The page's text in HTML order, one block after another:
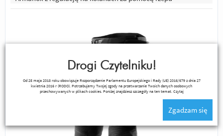
Drogi Czytelniku!
Od 25 maja 2018 roku obowiązuje Rozporządzenie Parlamentu Europejskiego i Rady (UE) 2016/679 z dnia 27
kwietnia 2016 r (RODO). Potrzebujemy Twojej zgody na przetwarzanie Twoich danych osobowych
przechowywanych w plikach cookies. Poniżej znajdziesz szczegóły na ten temat. Czytaj
Zgadzam się